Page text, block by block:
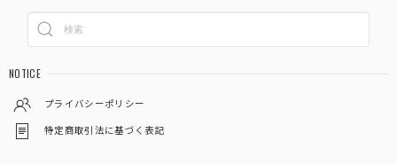
NOTICE
プライバシーポリシー
特定商取引法に基づく表記